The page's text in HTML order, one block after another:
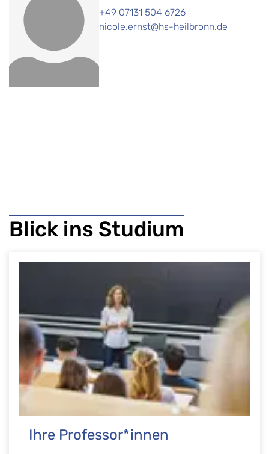
+49 07131 504 6726
nicole.ernst@hs-heilbronn.de
Blick ins Studium
Ihre Professor*innen